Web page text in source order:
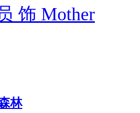
饰 Mother
林